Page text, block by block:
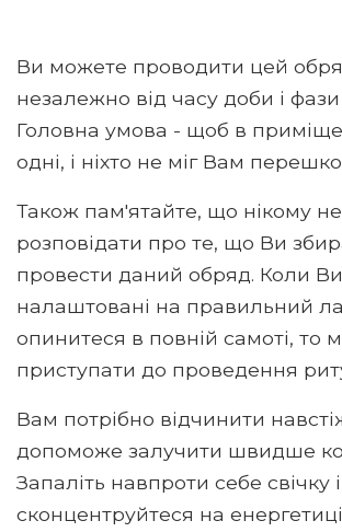
Ви можете проводити цей
незалежно від часу доби і фази
Головна умова - щоб в
одні, і ніхто не міг Вам
Також пам'ятайте, що нікому
розповідати про те, що Ви
провести даний обряд. Коли Ви
налаштовані на правильний
опинитеся в повній самоті, то
приступати до проведення
Вам потрібно відчинити
допоможе залучити швидше
Запаліть навпроти себе свічку і
сконцентруйтеся на